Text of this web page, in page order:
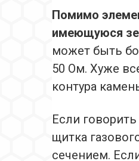
Помимо
имеющуюся
может быть
50 Ом. Хуже
контура
Если
щитка
сечением.